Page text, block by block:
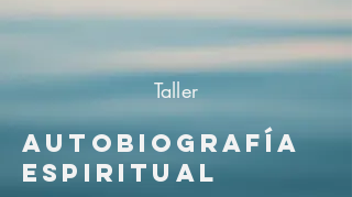
Taller
autobiografía
espiritual